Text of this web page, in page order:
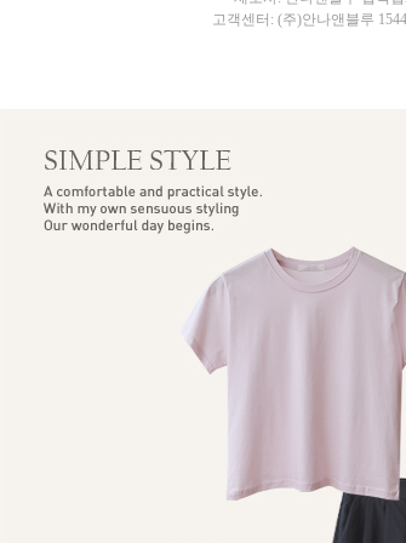
고객센터: (주)안나앤블루